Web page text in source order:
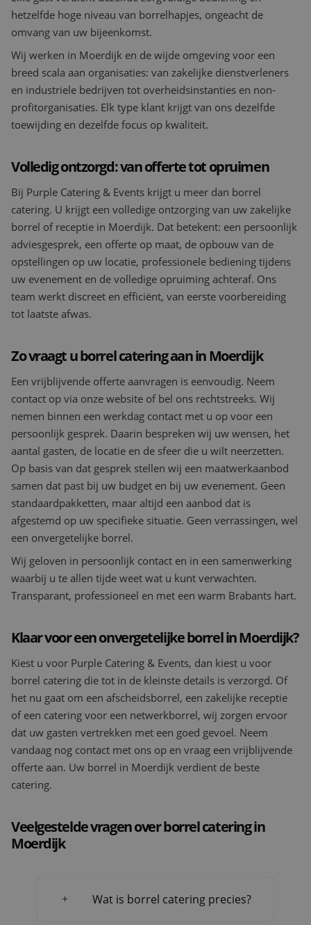
hetzelfde hoge niveau van borrelhapjes, ongeacht de
omvang van uw bijeenkomst.
Wij werken in Moerdijk en de wijde omgeving voor een
breed scala aan organisaties: van zakelijke dienstverleners
en industriele bedrijven tot overheidsinstanties en non-
profitorganisaties. Elk type klant krijgt van ons dezelfde
toewijding en dezelfde focus op kwaliteit.
Volledig ontzorgd: van offerte tot opruimen
Bij Purple Catering & Events krijgt u meer dan borrel
catering. U krijgt een volledige ontzorging van uw zakelijke
borrel of receptie in Moerdijk. Dat betekent: een persoonlijk
adviesgesprek, een offerte op maat, de opbouw van de
opstellingen op uw locatie, professionele bediening tijdens
uw evenement en de volledige opruiming achteraf. Ons
team werkt discreet en efficiënt, van eerste voorbereiding
tot laatste afwas.
Zo vraagt u borrel catering aan in Moerdijk
Een vrijblijvende offerte aanvragen is eenvoudig. Neem
contact op via onze website of bel ons rechtstreeks. Wij
nemen binnen een werkdag contact met u op voor een
persoonlijk gesprek. Daarin bespreken wij uw wensen, het
aantal gasten, de locatie en de sfeer die u wilt neerzetten.
Op basis van dat gesprek stellen wij een maatwerkaanbod
samen dat past bij uw budget en bij uw evenement. Geen
standaardpakketten, maar altijd een aanbod dat is
afgestemd op uw specifieke situatie. Geen verrassingen, wel
een onvergetelijke borrel.
Wij geloven in persoonlijk contact en in een samenwerking
waarbij u te allen tijde weet wat u kunt verwachten.
Transparant, professioneel en met een warm Brabants hart.
Klaar voor een onvergetelijke borrel in Moerdijk?
Kiest u voor Purple Catering & Events, dan kiest u voor
borrel catering die tot in de kleinste details is verzorgd. Of
het nu gaat om een afscheidsborrel, een zakelijke receptie
of een catering voor een netwerkborrel, wij zorgen ervoor
dat uw gasten vertrekken met een goed gevoel. Neem
vandaag nog contact met ons op en vraag een vrijblijvende
offerte aan. Uw borrel in Moerdijk verdient de beste
catering.
Veelgestelde vragen over borrel catering in
Moerdijk
Wat is borrel catering precies?